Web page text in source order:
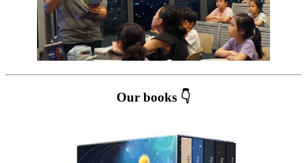
Our books 👇